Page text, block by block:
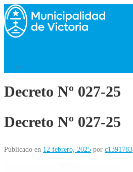
Saltar
al
contenido
Decreto Nº 027-25
Decreto Nº 027-25
Públicado en 12 febrero, 2025 por c1391783